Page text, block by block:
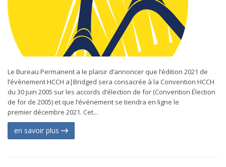
Le Bureau Permanent a le plaisir d’annoncer que l’édition 2021 de
l’évènement HCCH a|Bridged sera consacrée à la Convention HCCH
du 30 juin 2005 sur les accords d’élection de for (Convention Élection
de for de 2005) et que l’événement se tiendra en ligne le
premier décembre 2021. Cet...
en savoir plus